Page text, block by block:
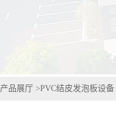
产品展厅 >PVC结皮发泡板设备